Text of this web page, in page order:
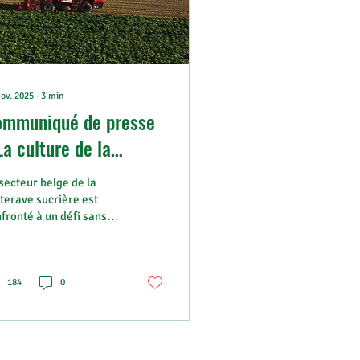
2025 ∙ 3 min
de presse
culture de la
sucrière en
sous forte
belge de la
sucrière est
à un défi sans
mesures drastiques
de Tirlemont
184 0